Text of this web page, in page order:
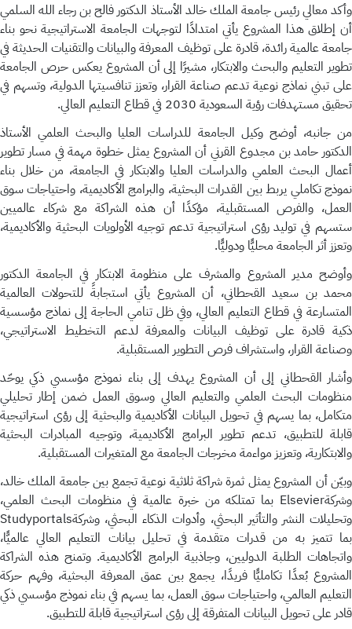
وأكد معالي رئيس جامعة الملك خالد الأستاذ الدكتور فالح بن رجاء الله السلمي
أن إطلاق هذا المشروع يأتي امتدادًا لتوجهات الجامعة الاستراتيجية نحو بناء
جامعة عالمية رائدة، قادرة على توظيف المعرفة والبيانات والتقنيات الحديثة في
تطوير التعليم والبحث والابتكار، مشيرًا إلى أن المشروع يعكس حرص الجامعة
على تبني نماذج نوعية تدعم صناعة القرار، وتعزز تنافسيتها الدولية، وتسهم في
تحقيق مستهدفات رؤية السعودية 2030 في قطاع التعليم العالي.
من جانبه، أوضح وكيل الجامعة للدراسات العليا والبحث العلمي الأستاذ
الدكتور حامد بن مجدوع القرني أن المشروع يمثل خطوة مهمة في مسار تطوير
أعمال البحث العلمي والدراسات العليا والابتكار في الجامعة، من خلال بناء
نموذج تكاملي يربط بين القدرات البحثية، والبرامج الأكاديمية، واحتياجات سوق
العمل، والفرص المستقبلية، مؤكدًا أن هذه الشراكة مع شركاء عالميين
ستسهم في توليد رؤى استراتيجية تدعم توجيه الأولويات البحثية والأكاديمية،
وتعزز أثر الجامعة محليًّا ودوليًّا.
وأوضح مدير المشروع والمشرف على منظومة الابتكار في الجامعة الدكتور
محمد بن سعيد القحطاني، أن المشروع يأتي استجابةً للتحولات العالمية
المتسارعة في قطاع التعليم العالي، وفي ظل تنامي الحاجة إلى نماذج مؤسسية
ذكية قادرة على توظيف البيانات والمعرفة لدعم التخطيط الاستراتيجي،
وصناعة القرار، واستشراف فرص التطوير المستقبلية.
وأشار القحطاني إلى أن المشروع يهدف إلى بناء نموذج مؤسسي ذكي يوحّد
منظومات البحث العلمي والتعليم العالي وسوق العمل ضمن إطار تحليلي
متكامل، بما يسهم في تحويل البيانات الأكاديمية والبحثية إلى رؤى استراتيجية
قابلة للتطبيق، تدعم تطوير البرامج الأكاديمية، وتوجيه المبادرات البحثية
والابتكارية، وتعزيز مواءمة مخرجات الجامعة مع المتغيرات المستقبلية.
وبيّن أن المشروع يمثل ثمرة شراكة ثلاثية نوعية تجمع بين جامعة الملك خالد،
وشركةElsevier بما تمتلكه من خبرة عالمية في منظومات البحث العلمي،
وتحليلات النشر والتأثير البحثي، وأدوات الذكاء البحثي، وشركةStudyportals
بما تتميز به من قدرات متقدمة في تحليل بيانات التعليم العالي عالميًّا،
واتجاهات الطلبة الدوليين، وجاذبية البرامج الأكاديمية. وتمنح هذه الشراكة
المشروع بُعدًا تكامليًّا فريدًا، يجمع بين عمق المعرفة البحثية، وفهم حركة
التعليم العالمي، واحتياجات سوق العمل، بما يسهم في بناء نموذج مؤسسي ذكي
قادر على تحويل البيانات المتفرقة إلى رؤى استراتيجية قابلة للتطبيق.